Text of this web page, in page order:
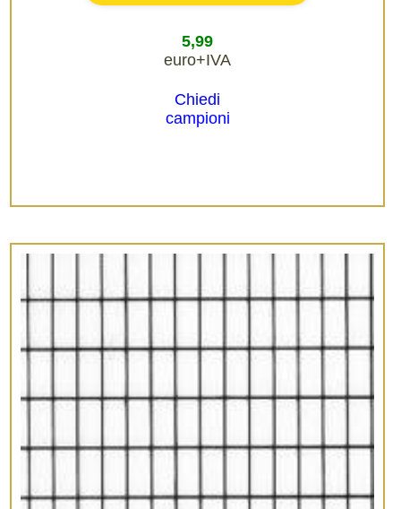
5,99
euro+IVA
Chiedi
campioni